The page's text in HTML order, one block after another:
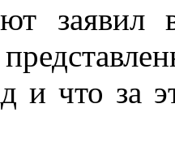
заявил
и что за